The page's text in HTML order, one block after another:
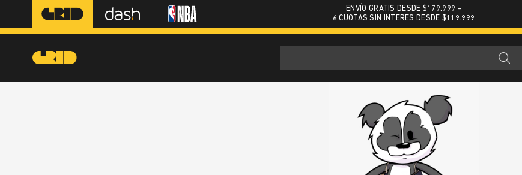
ENVÍO GRATIS DESDE $179.999 -
6 CUOTAS SIN INTERES DESDE $119.999